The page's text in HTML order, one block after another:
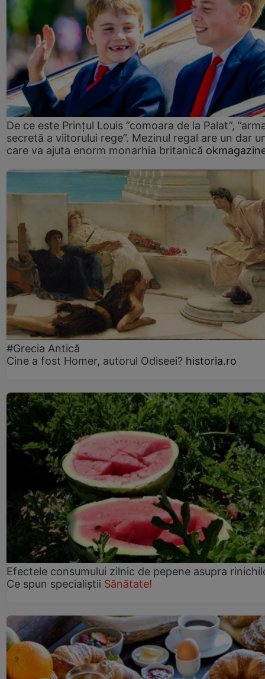
De ce este Prințul Louis ”comoara de la Palat”,
secretă a viitorului rege”. Mezinul regal are un dar
care va ajuta enorm monarhia britanică
#Grecia Antică
Cine a fost Homer, autorul Odiseei? historia.ro
Efectele consumului zilnic de pepene asupra
Ce spun specialiștii Sănătate!